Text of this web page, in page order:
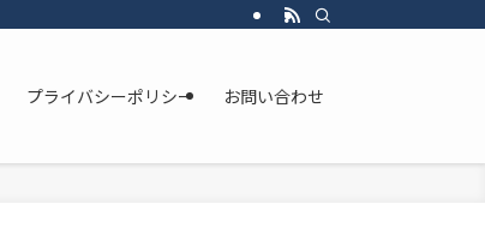
プライバシーポリシー お問い合わせ